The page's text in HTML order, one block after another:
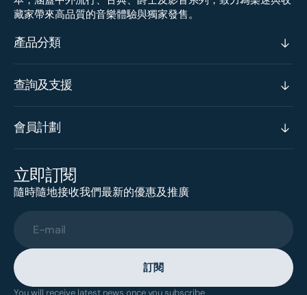
藏家帶來高品質的音樂體驗與獨家發售。
產品分類
查詢及支援
會員計劃
立即訂閱
隨時隨地接收我們最新的優惠及推廣
E-mail
訂閱